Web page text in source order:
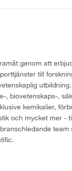
genom att
till
, biovetenskaps-,
kemikalier,
och mycket mer -
team